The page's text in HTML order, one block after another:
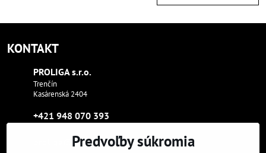
KONTAKT
PROLIGA s​.r​.o​.
Trenčín
Kasárenská 2404
+421 948 070 393
proliga​@proliga​.eu
Predvoľby súkromia